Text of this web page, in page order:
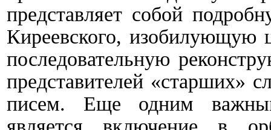
представляет собой
Киреевского, изобилующую
последовательную
представителей «старших»
писем. Еще одним